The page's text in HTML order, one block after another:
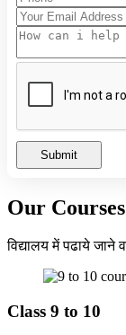
राम लला
HIGH
Submit
Our Courses
विद्यालय में पढाये जाने
Class 9 to 10